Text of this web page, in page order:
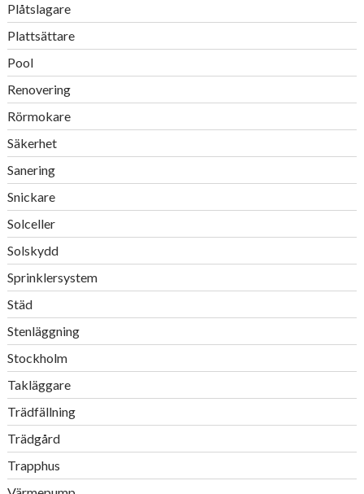
Plåtslagare
Plattsättare
Pool
Renovering
Rörmokare
Säkerhet
Sanering
Snickare
Solceller
Solskydd
Sprinklersystem
Städ
Stenläggning
Stockholm
Takläggare
Trädfällning
Trädgård
Trapphus